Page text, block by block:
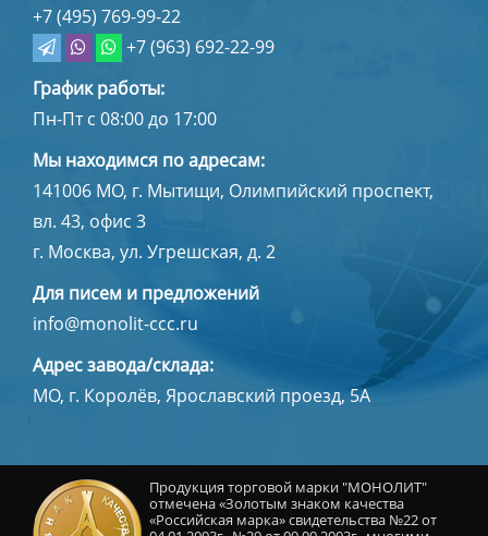
+7 (495) 769-99-22
+7 (963) 692-22-99
График работы:
Пн-Пт с 08:00 до 17:00
Мы находимся по адресам:
141006 МО, г. Мытищи, Олимпийский проспект,
вл. 43, офис 3
г. Москва, ул. Угрешская, д. 2
Для писем и предложений
info@monolit-ccc.ru
Адрес завода/склада:
МО, г. Королёв, Ярославский проезд, 5А
Продукция торговой марки "МОНОЛИТ"
отмечена «Золотым знаком качества
«Российская марка» свидетельства №22 от